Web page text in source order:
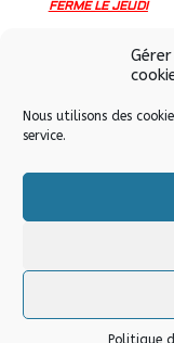
Nous utilisons des
service.
Politique
FERME LE JEUDI
de 9h à 12h00 et
Tous droits